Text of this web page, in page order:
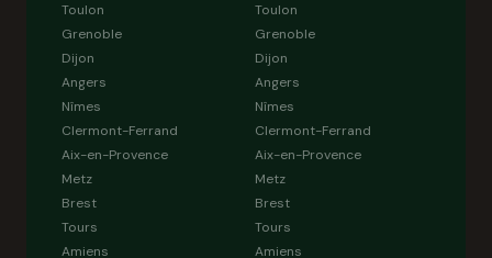
Toulon
Grenoble
Dijon
Angers
Nîmes
Clermont-Ferrand
Aix-en-Provence
Metz
Brest
Tours
Amiens
Toulon
Grenoble
Dijon
Angers
Nîmes
Clermont-Ferrand
Aix-en-Provence
Metz
Brest
Tours
Amiens